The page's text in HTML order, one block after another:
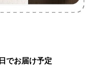
でお届け予定